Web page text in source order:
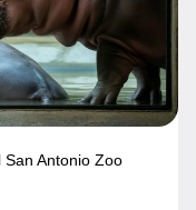
Antonio Zoo